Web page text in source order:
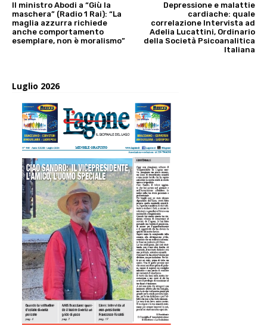
Il ministro Abodi a “Giù la
maschera” (Radio 1 Rai): “La
maglia azzurra richiede
anche comportamento
esemplare, non è moralismo”
Depressione e malattie
cardiache: quale
correlazione Intervista ad
Adelia Lucattini, Ordinario
della Società Psicoanalitica
Italiana
Luglio 2026